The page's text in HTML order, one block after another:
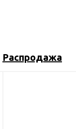
Распродажа